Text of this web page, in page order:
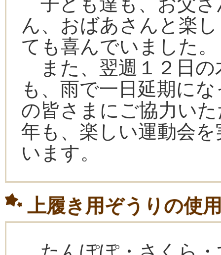
ん、おばあさんと楽
ても喜んでいました。
また、翌週１２日の
も、雨で一日延期に
の皆さまにご協力い
年も、楽しい運動会
います。
上履き用ぞうりの使